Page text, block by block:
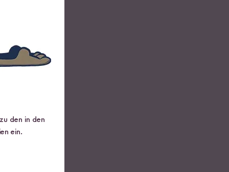
dem Dressing
den in den
ein.